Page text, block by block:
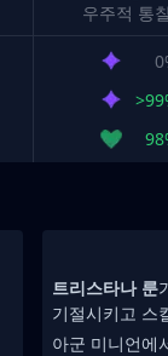
우주적 통
트리스타나 룬
기절시키고 스
아군 미니언에